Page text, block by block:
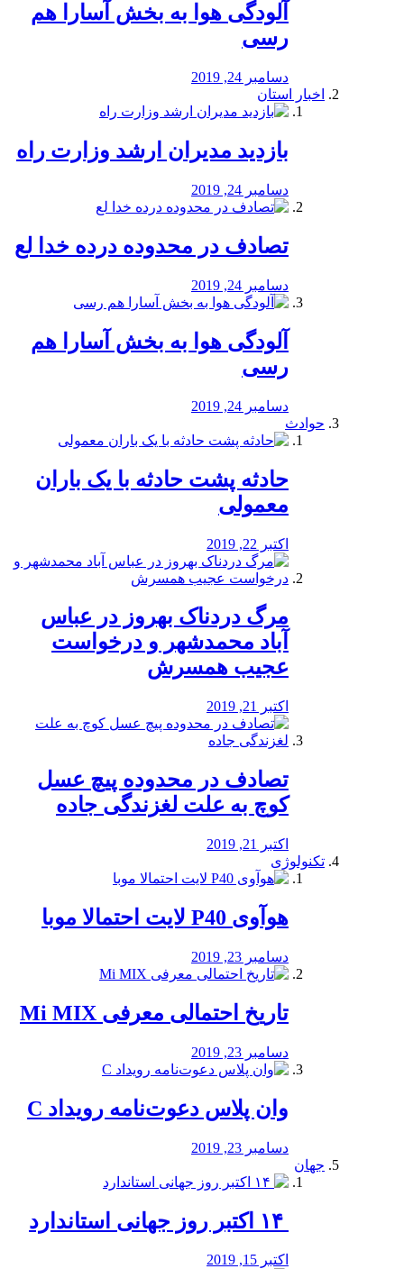
آلودگی هوا به بخش آسارا هم
رسی
دسامبر 24, 2019
اخبار استان
بازدید مدیران ارشد وزارت راه
دسامبر 24, 2019
تصادف در محدوده درده خدا لع
دسامبر 24, 2019
آلودگی هوا به بخش آسارا هم
رسی
دسامبر 24, 2019
حوادث
️حادثه پشت حادثه با یک باران
معمولی
اکتبر 22, 2019
مرگ دردناک بهروز در عباس
آباد محمدشهر و درخواست
عجیب همسرش
اکتبر 21, 2019
تصادف در محدوده پیچ عسل
کوچ به علت لغزندگی جاده
اکتبر 21, 2019
تکنولوژی
هوآوی P40 لایت احتمالا موبا
دسامبر 23, 2019
تاریخ احتمالی معرفی Mi MIX
دسامبر 23, 2019
وان پلاس دعوت‌نامه رویداد C
دسامبر 23, 2019
جهان
اکتبر 15, 2019